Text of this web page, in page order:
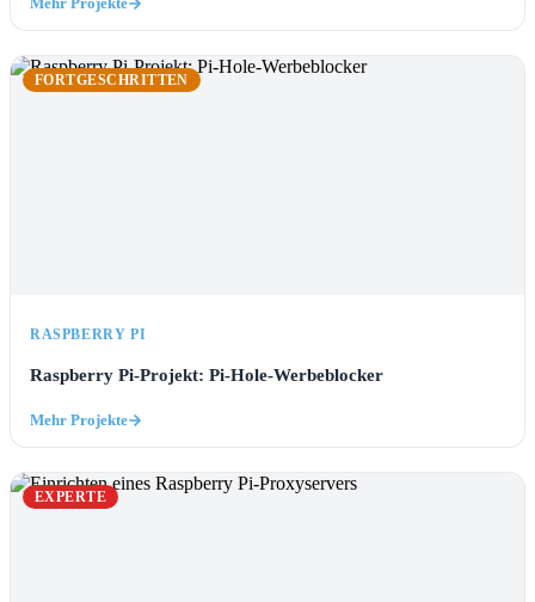
FORTGESCHRITTEN
RASPBERRY PI
Raspberry Pi-Projekt: Pi-Hole-Werbeblocker
Mehr Projekte
EXPERTE